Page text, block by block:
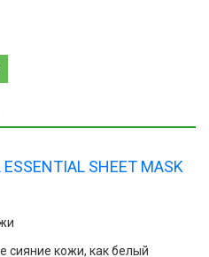
SHEET MASK
сияние кожи, как белый